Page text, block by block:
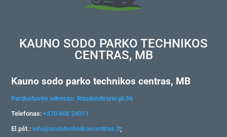
KAUNO SODO PARKO TECHNIKOS
CENTRAS, MB
Kauno sodo parko technikos centras, MB
Parduotuvės adresas: Raudondvario pl.96
Telefonas:+370 608 24911
El.pšt.: info@sodotechnikoscentras.lt;